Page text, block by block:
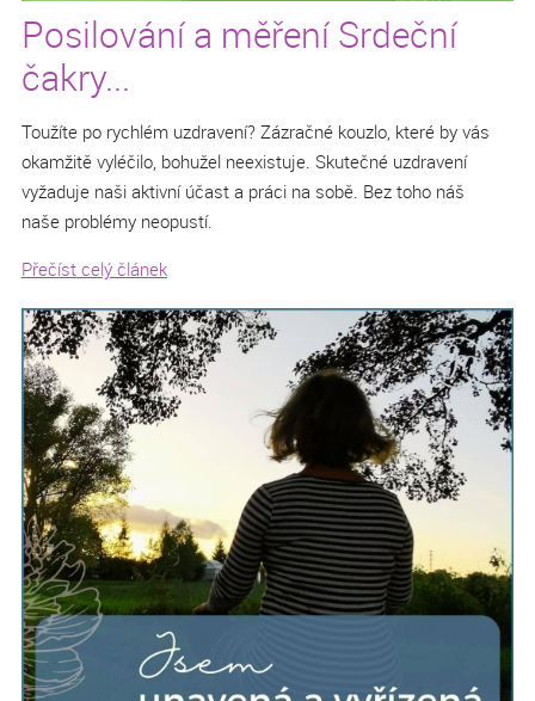
Posilování a měření Srdeční
čakry...
Toužíte po rychlém uzdravení? Zázračné kouzlo, které by vás
okamžitě vyléčilo, bohužel neexistuje. Skutečné uzdravení
vyžaduje naši aktivní účast a práci na sobě. Bez toho náš
naše problémy neopustí.
Přečíst celý článek